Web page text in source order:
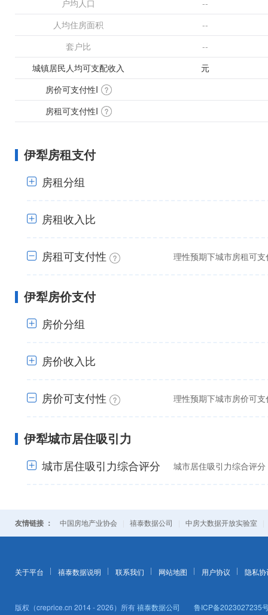
户均人口
--
人均住房面积
--
套户比
--
城镇居民人均可支配收入
元
房价可支付性I
房租可支付性I
伊犁房租支付
房租分组
房租收入比
房租可支付性 理性预期下城市房租可
伊犁房价支付
房价分组
房价收入比
房价可支付性 理性预期下城市房价可
伊犁城市居住吸引力
+
城市居住吸引力综合评分 城市居住吸引力综合评
友情链接 ： 中国房地产业协会 禧泰数据公司 中房大数据开放实验室
关于平台 禧泰数据说明 联系我们 网站地图 用户协议 隐私协
版权（creprice.cn 2014 - 2026）所有禧泰数据公司 鲁ICP备2023027235